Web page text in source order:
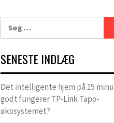
efter:
SENESTE INDLÆG
Det intelligente hjem på 15
godt fungerer TP-Link Tapo-
økosystemet?